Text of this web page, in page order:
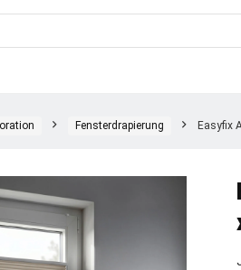
Fensterdrapierung Easyfix